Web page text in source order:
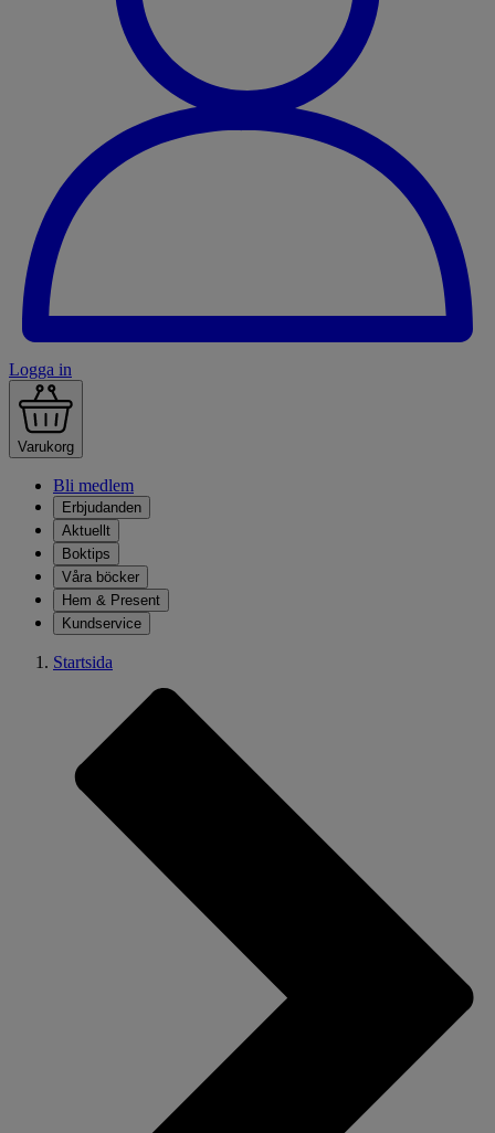
Logga in
Varukorg
Bli medlem
Erbjudanden
Aktuellt
Boktips
Våra böcker
Hem & Present
Kundservice
Startsida